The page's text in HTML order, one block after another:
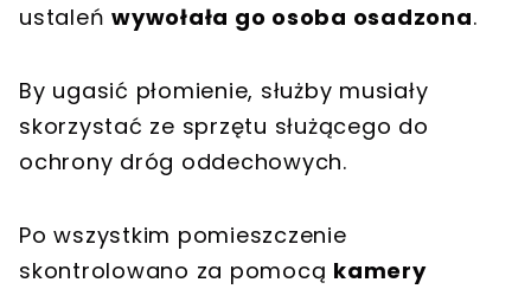
ustaleń wywołała go osoba osadzona.
By ugasić płomienie, służby musiały
skorzystać ze sprzętu służącego do
ochrony dróg oddechowych.
Po wszystkim pomieszczenie
skontrolowano za pomocą kamery